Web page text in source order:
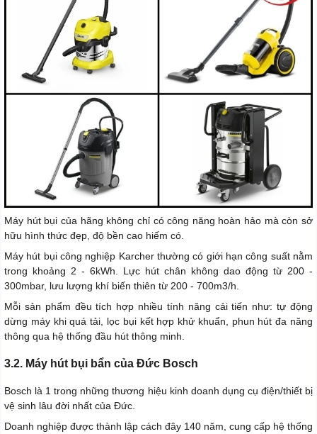
Máy hút bụi của hãng không chỉ có công năng hoàn hảo mà còn sở
hữu hình thức đẹp, độ bền cao hiếm có.
Máy hút bụi công nghiệp Karcher thường có giới hạn công suất nằm
trong khoảng 2 - 6kWh. Lực hút chân không dao động từ 200 -
300mbar, lưu lượng khí biến thiên từ 200 - 700m3/h.
Mỗi sản phẩm đều tích hợp nhiều tính năng cải tiến như: tự động
dừng máy khi quá tải, lọc bụi kết hợp khử khuẩn, phun hút đa năng
thông qua hệ thống đầu hút thông minh.
3.2. Máy hút bụi bẩn của Đức Bosch
Bosch là 1 trong những thương hiệu kinh doanh dụng cụ điện/thiết bị
vệ sinh lâu đời nhất của Đức.
Doanh nghiệp được thành lập cách đây 140 năm, cung cấp hệ thống